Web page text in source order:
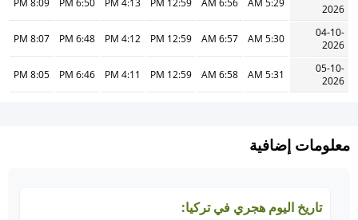
2026
5:29 AM
6:56 AM
12:59 PM
4:13 PM
6:50 PM
8:09 PM
04-10-
2026
5:30 AM
6:57 AM
12:59 PM
4:12 PM
6:48 PM
8:07 PM
05-10-
2026
5:31 AM
6:58 AM
12:59 PM
4:11 PM
6:46 PM
8:05 PM
معلومات إضافية
تاريخ اليوم هجري في تركيا: